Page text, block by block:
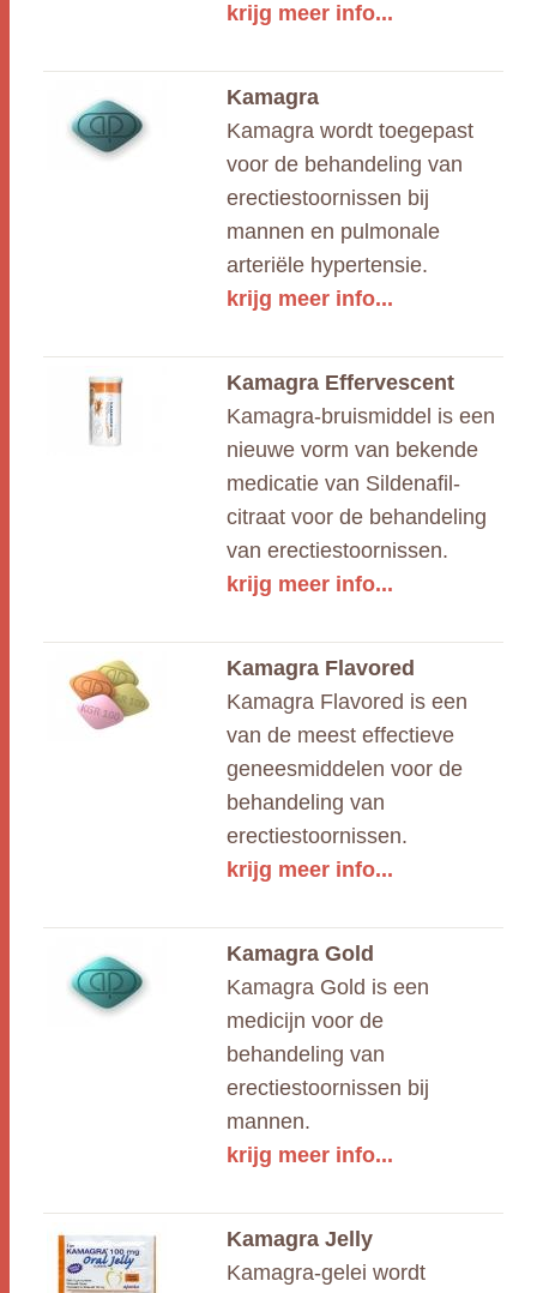
krijg meer info...
Kamagra
Kamagra wordt toegepast
voor de behandeling van
erectiestoornissen bij
mannen en pulmonale
arteriële hypertensie.
krijg meer info...
Kamagra Effervescent
Kamagra-bruismiddel is een
nieuwe vorm van bekende
medicatie van Sildenafil-
citraat voor de behandeling
van erectiestoornissen.
krijg meer info...
Kamagra Flavored
Kamagra Flavored is een
van de meest effectieve
geneesmiddelen voor de
behandeling van
erectiestoornissen.
krijg meer info...
Kamagra Gold
Kamagra Gold is een
medicijn voor de
behandeling van
erectiestoornissen bij
mannen.
krijg meer info...
Kamagra Jelly
Kamagra-gelei wordt